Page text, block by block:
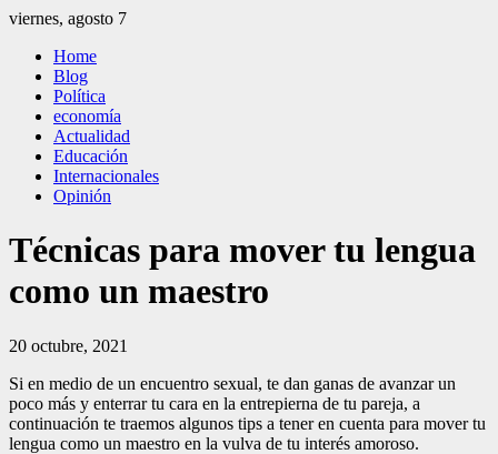
Saltar
contenido
viernes, agosto 7
El Independiente
El independiente Libre y Transparente
Home
Blog
Política
economía
Actualidad
Educación
Internacionales
Opinión
Técnicas para mover tu lengua
como un maestro
20 octubre, 2021
Si en medio de un encuentro sexual, te dan ganas de avanzar un
poco más y enterrar tu cara en la entrepierna de tu pareja, a
continuación te traemos algunos tips a tener en cuenta para mover tu
lengua como un maestro en la vulva de tu interés amoroso.